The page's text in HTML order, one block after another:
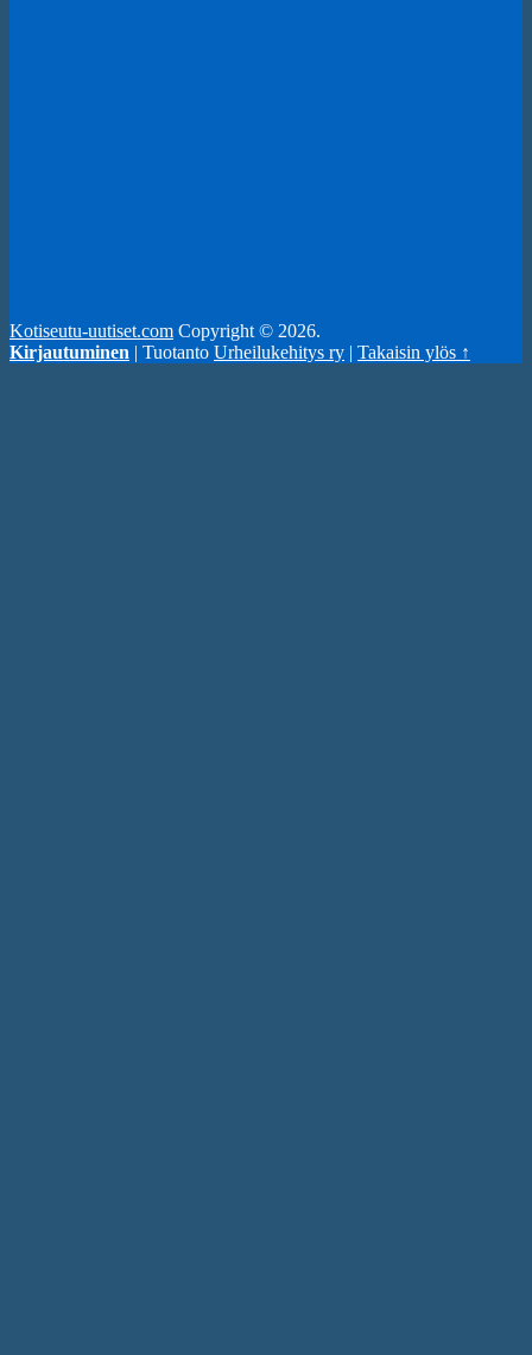
Kotiseutu-uutiset.com Copyright © 2026.
Kirjautuminen | Tuotanto Urheilukehitys ry | Takaisin ylös ↑